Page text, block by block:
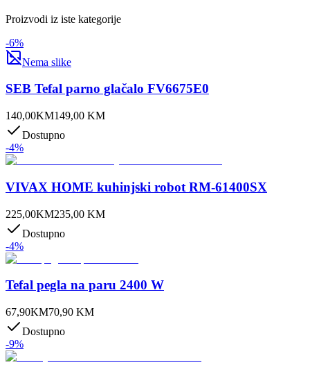
Proizvodi iz iste kategorije
-6%
Nema slike
SEB Tefal parno glačalo FV6675E0
140,00KM149,00 KM
Dostupno
-4%
VIVAX HOME kuhinjski robot RM-61400SX
225,00KM235,00 KM
Dostupno
-4%
Tefal pegla na paru 2400 W
67,90KM70,90 KM
Dostupno
-9%